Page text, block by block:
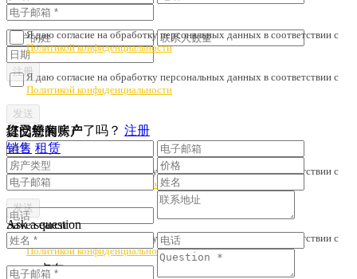
Я даю согласие на обработку персональных данных в соответствии с
Политикой конфиденциальности
您已经有账户了吗？ 注册
人士签订了协议。
Я даю согласие на обработку персональных данных в соответствии с
Политикой конфиденциальности
提交您的房产
销售 租赁
Я даю согласие на обработку персональных данных в соответствии с
Политикой конфиденциальности
订阅新闻
Я даю согласие на обработку персональных данных в соответствии с
Политикой конфиденциальности
Ask a question
Save search
卢布